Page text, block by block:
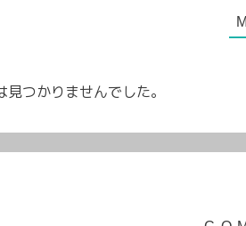
見つかりませんでした。